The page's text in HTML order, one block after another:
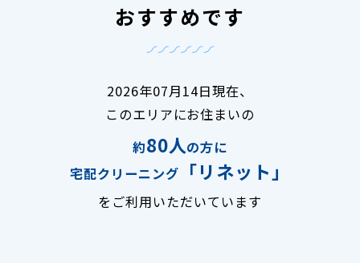
おすすめです
2026年07月14日現在、
このエリアにお住まいの
約80人の方に
宅配クリーニング
「リネット」
をご利用いただいています